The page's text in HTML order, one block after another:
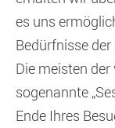
es uns
Bedürfnisse
Die meisten
sogenannte
Ende Ihres